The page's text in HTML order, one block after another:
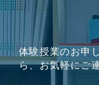
体験授業のお申
ら、お気軽にご